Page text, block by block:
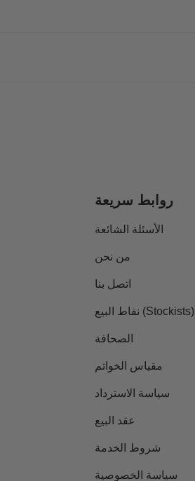
روابط سريعة
الأسئلة الشائعة
من نحن
اتصل بنا
نقاط البيع (Stockists)
الصحافة
مقياس الخواتم
سياسة الاسترداد
عقد البيع
شروط الخدمة
سياسة الخصوصية